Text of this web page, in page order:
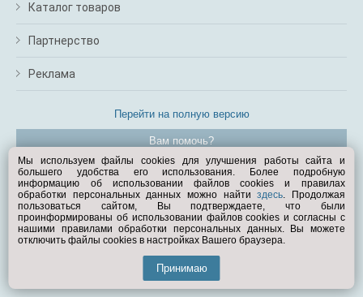
Каталог товаров
Партнерство
Реклама
Перейти на полную версию
Вам помочь?
© Exist.ru 1998—2026
Мы используем файлы cookies для улучшения работы сайта и
большего удобства его использования. Более подробную
информацию об использовании файлов cookies и правилах
обработки персональных данных можно найтиздесь. Продолжая
пользоваться сайтом, Вы подтверждаете, что были
проинформированы об использовании файлов cookies и согласны с
нашими правилами обработки персональных данных. Вы можете
отключить файлы cookies в настройках Вашего браузера.
Принимаю